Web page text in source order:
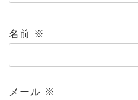
名前 ※
メール ※